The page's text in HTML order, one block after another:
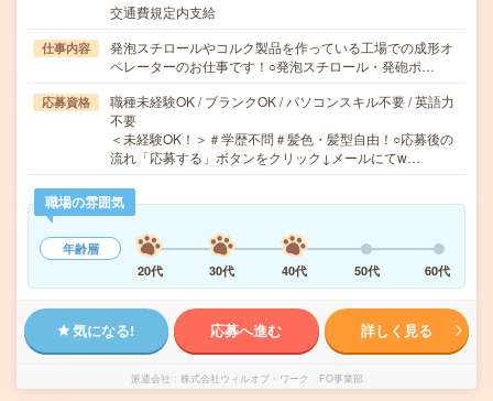
交通費規定内支給
仕事内容
発泡スチロールやコルク製品を作っている工場での成形オ
ペレーターのお仕事です！○発泡スチロール・発砲ポ…
応募資格
職種未経験OK / ブランクOK / パソコンスキル不要 / 英語力
不要
＜未経験OK！＞＃学歴不問＃髪色・髪型自由！○応募後の
流れ「応募する」ボタンをクリック↓メールにてw…
職場の雰囲気
年齢層
20代
30代 40代 50代 60代
気になる! 応募へ進む 詳しく見る
派遣会社 株式会社ウィルオブ・ワーク FO事業部